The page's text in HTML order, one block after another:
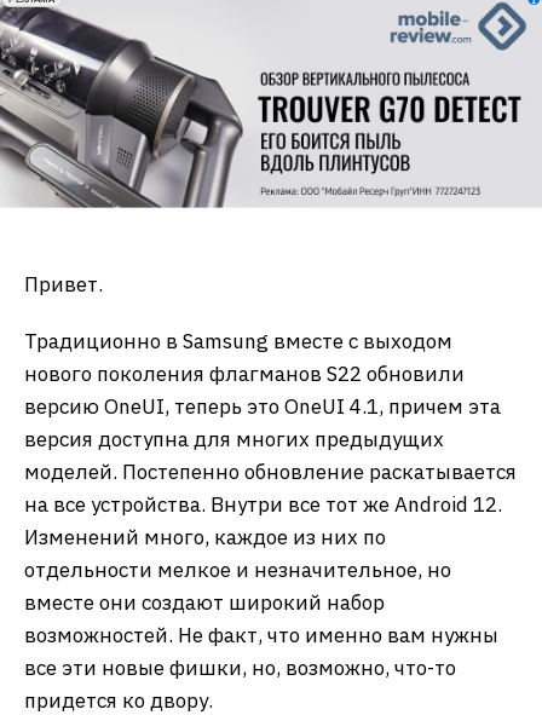
Привет.
Традиционно в Samsung вместе с выходом
нового поколения флагманов S22 обновили
версию OneUI, теперь это OneUI 4.1, причем эта
версия доступна для многих предыдущих
моделей. Постепенно обновление раскатывается
на все устройства. Внутри все тот же Android 12.
Изменений много, каждое из них по
отдельности мелкое и незначительное, но
вместе они создают широкий набор
возможностей. Не факт, что именно вам нужны
все эти новые фишки, но, возможно, что-то
придется ко двору.